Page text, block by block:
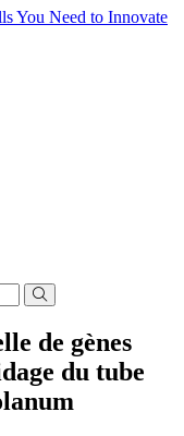
You Need to Innovate
de gènes
du tube